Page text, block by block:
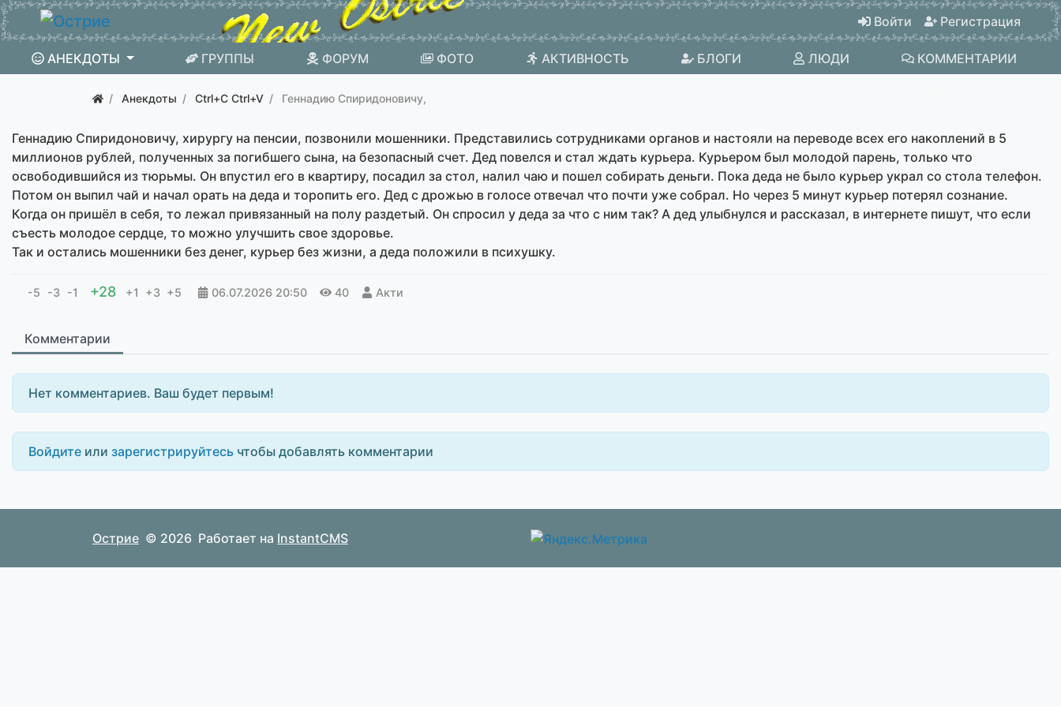
Войти Регистрация
АНЕКДОТЫ ГРУППЫ ФОРУМ ФОТО АКТИВНОСТЬ БЛОГИ ЛЮДИ КОММЕНТАРИИ
Анекдоты Ctrl+C Ctrl+V Геннадию Спиридоновичу,
Геннадию Спиридоновичу, хирургу на пенсии, позвонили мошенники. Представились сотрудниками органов и настояли на переводе всех его накоплений в 5
миллионов рублей, полученных за погибшего сына, на безопасный счет. Дед повелся и стал ждать курьера. Курьером был молодой парень, только что
освободившийся из тюрьмы. Он впустил его в квартиру, посадил за стол, налил чаю и пошел собирать деньги. Пока деда не было курьер украл со стола телефон.
Потом он выпил чай и начал орать на деда и торопить его. Дед с дрожью в голосе отвечал что почти уже собрал. Но через 5 минут курьер потерял сознание.
Когда он пришёл в себя, то лежал привязанный на полу раздетый. Он спросил у деда за что с ним так? А дед улыбнулся и рассказал, в интернете пишут, что если
съесть молодое сердце, то можно улучшить свое здоровье.
Так и остались мошенники без денег, курьер без жизни, а деда положили в психушку.
-5 -3 -1 +28 +1 +3 +5 06.07.2026 20:50 40 Акти
Комментарии
Нет комментариев. Ваш будет первым!
Войдите или зарегистрируйтесь чтобы добавлять комментарии
Острие © 2026 Работает на InstantCMS